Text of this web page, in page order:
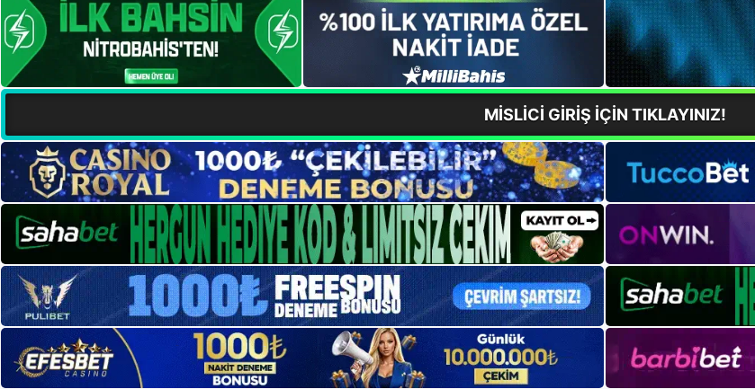
MİSLİCİ GİRİŞ İÇİN TIKLAYINIZ!